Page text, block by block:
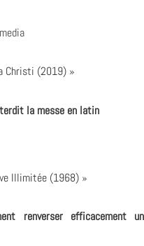
Christi (2019) »
la messe en latin
Illimitée (1968) »
renverser efficacement un